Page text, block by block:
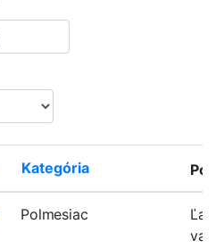
Kategória
Polmesiac